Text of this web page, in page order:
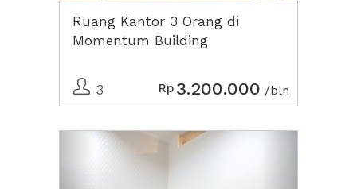
Ruang Kantor 3 Orang di
Momentum Building
3 Rp 3.200.000 /bln
Previous